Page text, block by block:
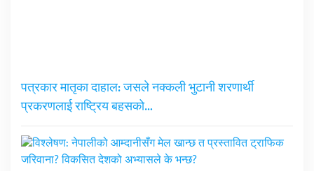
पत्रकार मातृका दाहाल: जसले नक्कली भुटानी शरणार्थी
प्रकरणलाई राष्ट्रिय बहसको…